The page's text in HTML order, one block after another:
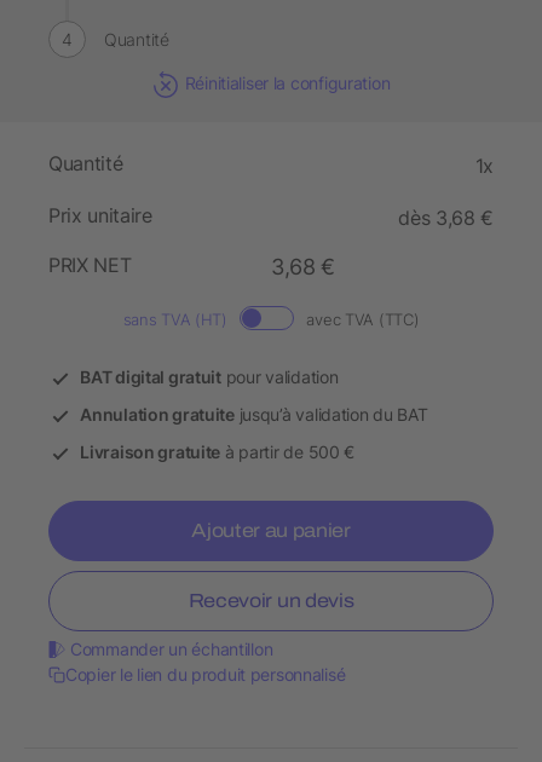
Quantité
Réinitialiser la configuration
Quantité 1x
Prix unitaire
dès 3,68 €
PRIX NET
3,68 €
sans TVA (HT) avec TVA (TTC)
BAT digital gratuitpour validation
Annulation gratuitejusqu’à validation du BAT
Livraison gratuite à partir de 500 €
Ajouter au panier
Recevoir un devis
Commander un échantillon
Copier le lien du produit personnalisé